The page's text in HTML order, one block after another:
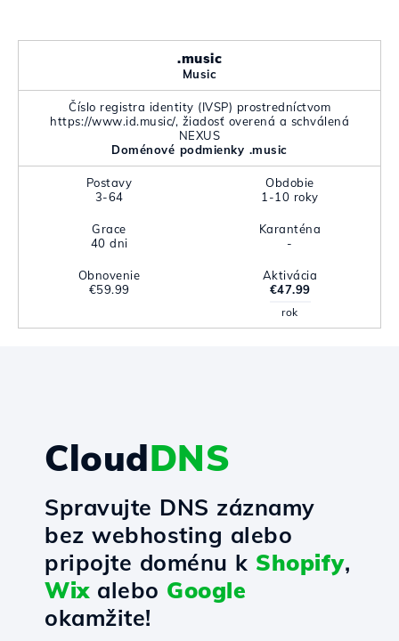
.music
Music
Číslo registra identity (IVSP) prostredníctvom
https://www.id.music/, žiadosť overená a schválená
NEXUS
Doménové podmienky .music
Postavy
3-64
Obdobie
1-10 roky
Grace
40 dni
Karanténa
-
Obnovenie
€59.99
Aktivácia
€47.99
rok
CloudDNS
Spravujte DNS záznamy
bez webhosting alebo
pripojte doménu k Shopify,
Wixalebo Google
okamžite!